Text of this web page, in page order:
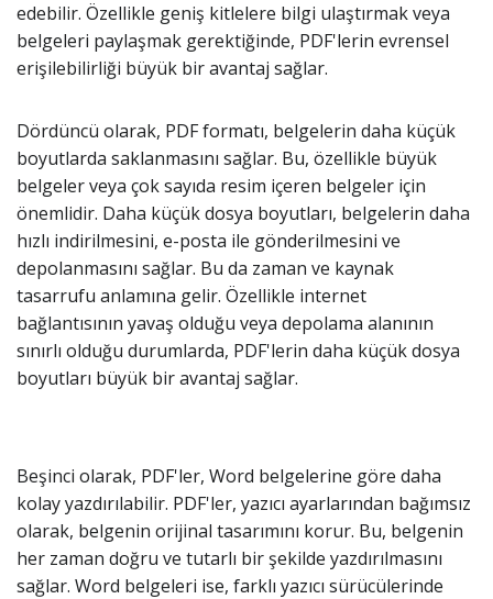
edebilir. Özellikle geniş kitlelere bilgi ulaştırmak veya
belgeleri paylaşmak gerektiğinde, PDF'lerin evrensel
erişilebilirliği büyük bir avantaj sağlar.
Dördüncü olarak, PDF formatı, belgelerin daha küçük
boyutlarda saklanmasını sağlar. Bu, özellikle büyük
belgeler veya çok sayıda resim içeren belgeler için
önemlidir. Daha küçük dosya boyutları, belgelerin daha
hızlı indirilmesini, e-posta ile gönderilmesini ve
depolanmasını sağlar. Bu da zaman ve kaynak
tasarrufu anlamına gelir. Özellikle internet
bağlantısının yavaş olduğu veya depolama alanının
sınırlı olduğu durumlarda, PDF'lerin daha küçük dosya
boyutları büyük bir avantaj sağlar.
Beşinci olarak, PDF'ler, Word belgelerine göre daha
kolay yazdırılabilir. PDF'ler, yazıcı ayarlarından bağımsız
olarak, belgenin orijinal tasarımını korur. Bu, belgenin
her zaman doğru ve tutarlı bir şekilde yazdırılmasını
sağlar. Word belgeleri ise, farklı yazıcı sürücülerinde